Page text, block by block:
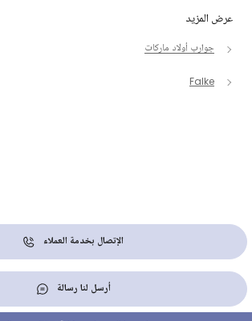
عرض المزيد
جوارب أولاد ماركات
Falke
الإتصال بخدمة العملاء
أرسل لنا رسالة